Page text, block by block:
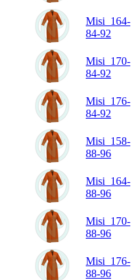
Misi_164-
84-92
Misi_170-
84-92
Misi_176-
84-92
Misi_158-
88-96
Misi_164-
88-96
Misi_170-
88-96
Misi_176-
88-96